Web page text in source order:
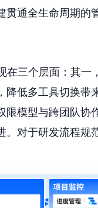
通全生命周期的
在三个层面：其一
低多工具切换带
模型与跨团队协
对于研发流程规